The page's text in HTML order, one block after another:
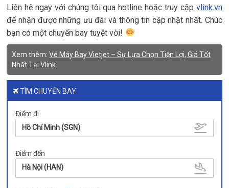
Liên hệ ngay với chúng tôi qua hotline hoặc truy cập vlink.vn
để nhận được những ưu đãi và thông tin cập nhật nhất. Chúc
bạn có một chuyến bay tuyệt vời!
Xem thêm:Vé Máy Bay Vietjet – Sự Lựa Chọn Tiện Lợi, Giá Tốt
Nhất Tại Vlink
TÌM CHUYẾN BAY
Điểm đi
Hồ Chí Minh (SGN)
Điểm đến
Hà Nội (HAN)